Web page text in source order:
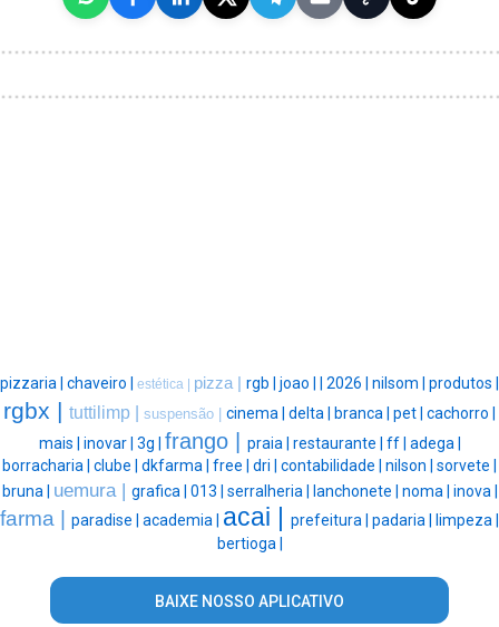
pizzaria | chaveiro | estética | pizza | rgb | joao | 2026 | nilsom | produtos |
rgbx | tuttilimp | suspensão | cinema | delta | branca | pet | cachorro |
mais | inovar | 3g | frango | praia | restaurante | ff | adega |
borracharia | clube | dkfarma | free | dri | contabilidade | nilson | sorvete |
bruna | uemura | grafica | 013 | serralheria | lanchonete | noma | inova |
farma | paradise | academia | acai | prefeitura | padaria |
limpeza |
bertioga |
BAIXE NOSSO APLICATIVO